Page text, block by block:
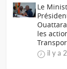
Le
les
il y a